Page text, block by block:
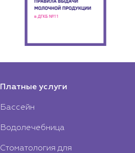
Платные услуги
Бассейн
Водолечебница
Стоматология для